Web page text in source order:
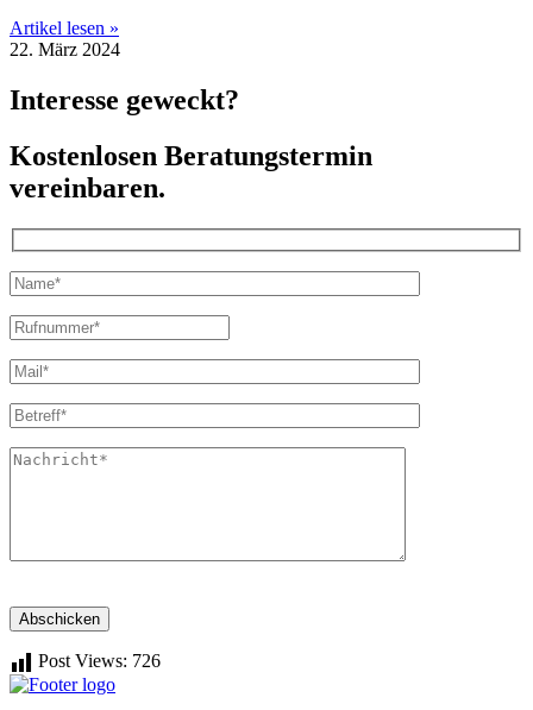
Artikel lesen »
22. März 2024
Interesse geweckt?
Kostenlosen Beratungstermin
vereinbaren.
Abschicken
Post Views: 726